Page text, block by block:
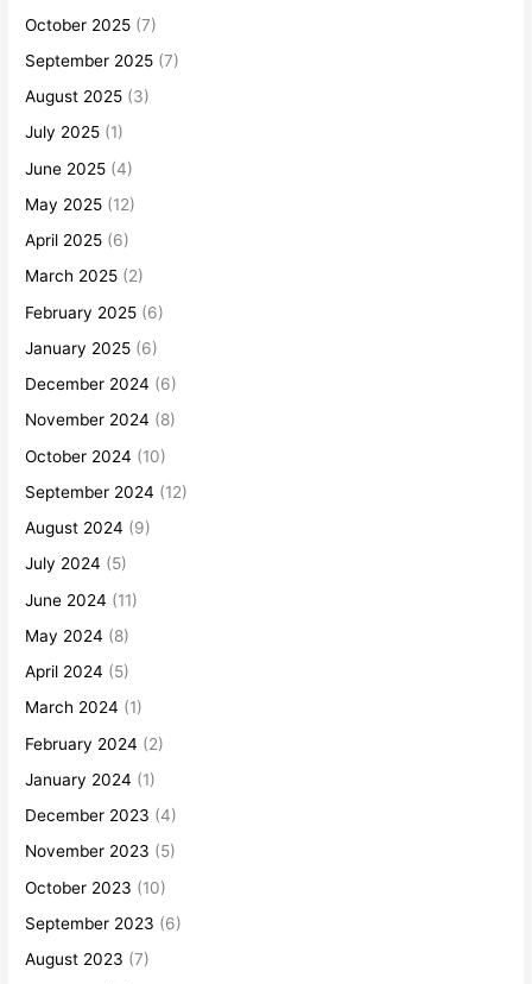
October 2025 (7)
September 2025 (7)
August 2025 (3)
July 2025 (1)
June 2025 (4)
May 2025 (12)
April 2025 (6)
March 2025 (2)
February 2025 (6)
January 2025 (6)
December 2024 (6)
November 2024 (8)
October 2024 (10)
September 2024 (12)
August 2024 (9)
July 2024 (5)
June 2024 (11)
May 2024 (8)
April 2024 (5)
March 2024 (1)
February 2024 (2)
January 2024 (1)
December 2023 (4)
November 2023 (5)
October 2023 (10)
September 2023 (6)
August 2023 (7)